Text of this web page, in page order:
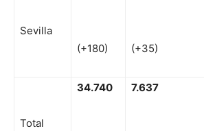
Sevilla
(+180) (+35)
Total
34.740 7.637